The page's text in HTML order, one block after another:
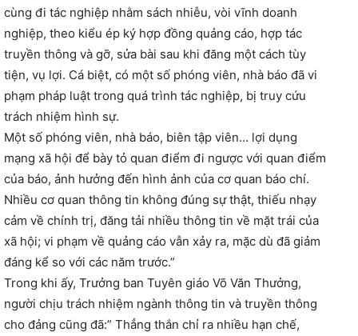
cùng đi tác nghiệp nhằm sách nhiễu, vòi vĩnh doanh
nghiệp, theo kiểu ép ký hợp đồng quảng cáo, hợp tác
truyền thông và gỡ, sửa bài sau khi đăng một cách tùy
tiện, vụ lợi. Cá biệt, có một số phóng viên, nhà báo đã vi
phạm pháp luật trong quá trình tác nghiệp, bị truy cứu
trách nhiệm hình sự.
Một số phóng viên, nhà báo, biên tập viên… lợi dụng
mạng xã hội để bày tỏ quan điểm đi ngược với quan điểm
của báo, ảnh hưởng đến hình ảnh của cơ quan báo chí.
Nhiều cơ quan thông tin không đúng sự thật, thiếu nhạy
cảm về chính trị, đăng tải nhiều thông tin về mặt trái của
xã hội; vi phạm về quảng cáo vẫn xảy ra, mặc dù đã giảm
đáng kể so với các năm trước.”
Trong khi ấy, Trưởng ban Tuyên giáo Võ Văn Thưởng,
người chịu trách nhiệm ngành thông tin và truyền thông
cho đảng cũng đã:” Thẳng thắn chỉ ra nhiều hạn chế,